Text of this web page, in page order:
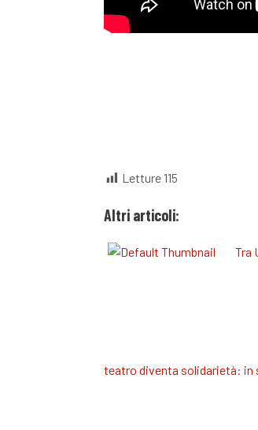
Letture 115
Altri articoli:
Tra
teatro diventa solidarietà: in